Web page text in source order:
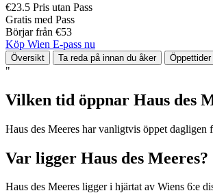
€23.5 Pris utan Pass
Gratis med Pass
Börjar från €53
Köp Wien E-pass nu
Översikt Ta reda på innan du åker
"
Vilken tid öppnar Haus des
Haus des Meeres har vanligtvis öppet dagligen
Var ligger Haus des Meeres?
Haus des Meeres ligger i hjärtat av Wiens 6:e